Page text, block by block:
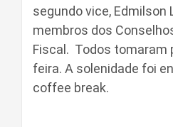
segundo vice, Edmilson
membros dos
Fiscal. Todos tomaram
feira. A solenidade foi
coffee break.